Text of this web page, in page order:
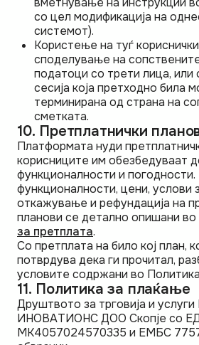
со цел модификација на
системот).
Користење на туѓ
споделување на
податоци со трети лица, или
сесија која претходно била
терминирана од страна на
сметката.
10. Претплатнички
Платформата нуди
корисниците им обезбедуваат
функционалности и
функционалности, цени, услови
откажување и рефундација на
планови се детално опишани
за претплата.
Со претплата на било кој план,
потврдува дека ги прочитал,
условите содржани во
11. Политика за плаќање
Друштвото за трговија и
ИНОВАТИОНС ДОО Скопје со
MK4057024570335 и ЕМБС